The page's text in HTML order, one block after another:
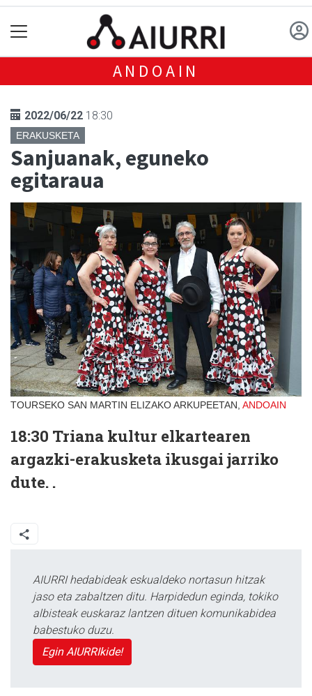
ANDOAIN
2022/06/22 18:30
ERAKUSKETA
Sanjuanak, eguneko
egitaraua
TOURSEKO SAN MARTIN ELIZAKO ARKUPEETAN, ANDOAIN
18:30 Triana kultur elkartearen
argazki-erakusketa ikusgai jarriko
dute. .
AIURRI hedabideak eskualdeko nortasun hitzak
jaso eta zabaltzen ditu. Harpidedun eginda, tokiko
albisteak euskaraz lantzen dituen komunikabidea
babestuko duzu.
Egin AIURRIkide!